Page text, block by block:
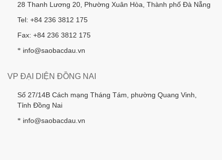
28 Thanh Lương 20, Phường Xuân Hòa, Thành phố Đà Nẵng
Tel: +84 236 3812 175
Fax: +84 236 3812 175
* info@saobacdau.vn
VP ĐẠI DIỆN ĐỒNG NAI
Số 27/14B Cách mạng Tháng Tám, phường Quang Vinh,
Tỉnh Đồng Nai
* info@saobacdau.vn